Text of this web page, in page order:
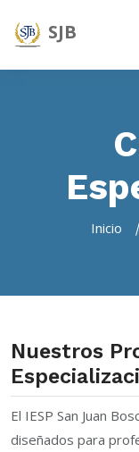
SJB
Inicio
Nuestros
El IESP San Juan
diseñados para